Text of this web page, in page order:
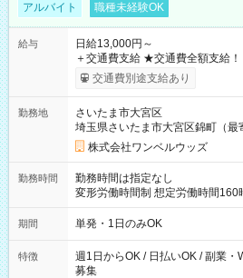
アルバイト 職種未経験OK
給与
日給13,000円～
＋交通費支給 ★交通費全額支給！ ┗案件により規定あり ★日払
いOK！（規定あり） ┗働いたそ
ンビニATMから 日払い分を引き落とせます
交通費別途支給あり
勤務地
さいたま市大宮区
埼玉県さいたま市大宮区錦町（最
株式会社ワンベルウッズ
勤務時間
勤務時間は指定なし
変形労働時間制 想定労働時間160時間/月 【シフト例
～21：00
期間 単発・1日のみOK
特徴
週1日からOK / 日払いOK / 副業
募集